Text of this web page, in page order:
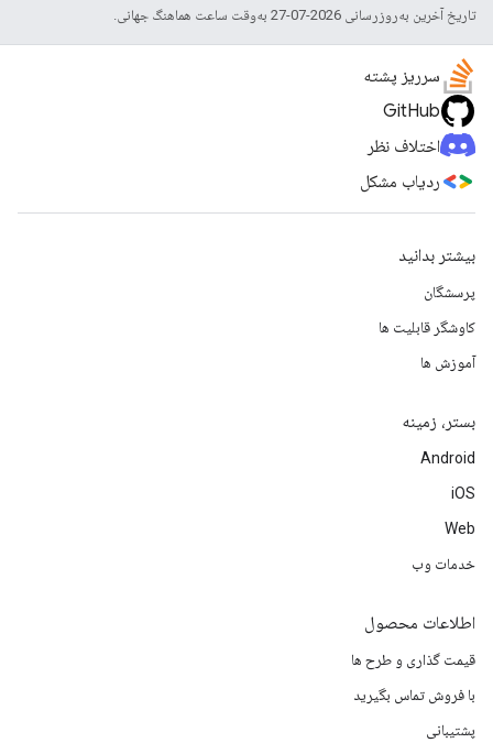
تاریخ آخرین به‌روزرسانی 2026-07-27 به‌وقت ساعت هماهنگ جهانی.
سرریز پشته
GitHub
اختلاف نظر
ردیاب مشکل
بیشتر بدانید
پرسشگان
کاوشگر قابلیت ها
آموزش ها
بستر، زمینه
Android
iOS
Web
خدمات وب
اطلاعات محصول
قیمت گذاری و طرح ها
با فروش تماس بگیرید
پشتیبانی